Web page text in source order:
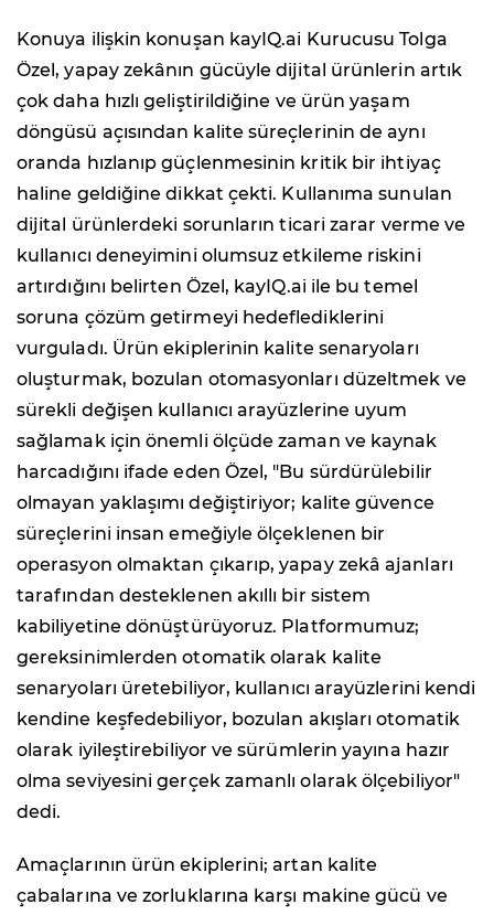
Konuya ilişkin konuşan kayIQ.ai Kurucusu Tolga
Özel, yapay zekânın gücüyle dijital ürünlerin artık
çok daha hızlı geliştirildiğine ve ürün yaşam
döngüsü açısından kalite süreçlerinin de aynı
oranda hızlanıp güçlenmesinin kritik bir ihtiyaç
haline geldiğine dikkat çekti. Kullanıma sunulan
dijital ürünlerdeki sorunların ticari zarar verme ve
kullanıcı deneyimini olumsuz etkileme riskini
artırdığını belirten Özel, kayIQ.ai ile bu temel
soruna çözüm getirmeyi hedeflediklerini
vurguladı. Ürün ekiplerinin kalite senaryoları
oluşturmak, bozulan otomasyonları düzeltmek ve
sürekli değişen kullanıcı arayüzlerine uyum
sağlamak için önemli ölçüde zaman ve kaynak
harcadığını ifade eden Özel, "Bu sürdürülebilir
olmayan yaklaşımı değiştiriyor; kalite güvence
süreçlerini insan emeğiyle ölçeklenen bir
operasyon olmaktan çıkarıp, yapay zekâ ajanları
tarafından desteklenen akıllı bir sistem
kabiliyetine dönüştürüyoruz. Platformumuz;
gereksinimlerden otomatik olarak kalite
senaryoları üretebiliyor, kullanıcı arayüzlerini kendi
kendine keşfedebiliyor, bozulan akışları otomatik
olarak iyileştirebiliyor ve sürümlerin yayına hazır
olma seviyesini gerçek zamanlı olarak ölçebiliyor"
dedi.
Amaçlarının ürün ekiplerini; artan kalite
çabalarına ve zorluklarına karşı makine gücü ve